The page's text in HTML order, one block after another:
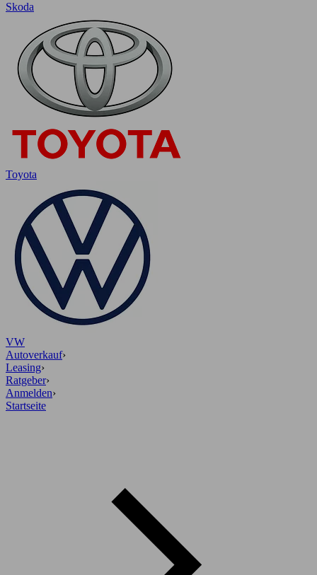
Skoda
Toyota
VW
Autoverkauf›
Leasing›
Ratgeber›
Anmelden›
Startseite